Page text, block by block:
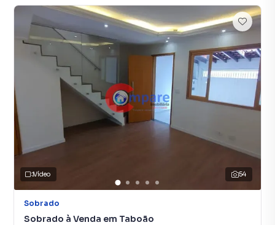
54
Vídeo
Sobrado
Sobrado à Venda em Taboão